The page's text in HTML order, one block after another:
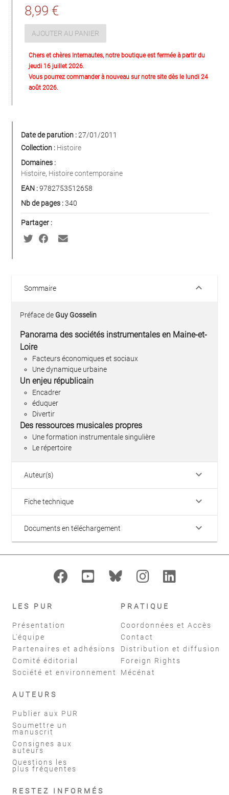
8,99 €
AJOUTER AU PANIER
Chers et chères Internautes, notre boutique est fermée à partir du
jeudi 16 juillet 2026.
Vous pourrez commander à nouveau sur notre site dès le lundi 24
août 2026.
Date de parution :27/01/2011
Collection : Histoire
Domaines :
Histoire, Histoire contemporaine
EAN :9782753512658
Nb de pages :340
Partager :
Sommaire keyboard_arrow_down
Préface de Guy Gosselin
Panorama des sociétés instrumentales en Maine-et-
Loire
Facteurs économiques et sociaux
Une dynamique urbaine
Un enjeu républicain
Encadrer
éduquer
Divertir
Des ressources musicales propres
Une formation instrumentale singulière
Le répertoire
Auteur(s) keyboard_arrow_down
Fiche technique keyboard_arrow_down
Documents en téléchargement keyboard_arrow_down
LES PUR
Présentation
L'équipe
Partenaires et adhésions
Comité éditorial
Société et environnement
PRATIQUE
Coordonnées et Accès
Contact
Distribution et diffusion
Foreign Rights
Mécénat
AUTEURS
Publier aux PUR
Soumettre un
manuscrit
Consignes aux
auteurs
Questions les
plus fréquentes
RESTEZ INFORMÉS